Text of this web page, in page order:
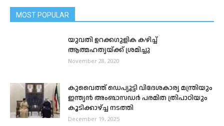
MOST POPULAR
യുവതി ഉറക്കഗുളിക കഴിച്ച്
ആത്മഹത്യയ്ക്ക് ശ്രമിച്ചു
November 28, 2020
കുവൈത്ത് ഡെപ്യൂട്ടി വിദേശകാര്യ മന്ത്രിയും
ഇന്ത്യൻ അംബാസഡർ പരമിത ത്രിപാഠിയും
കൂടിക്കാഴ്ച്ച നടത്തി
December 19, 2025